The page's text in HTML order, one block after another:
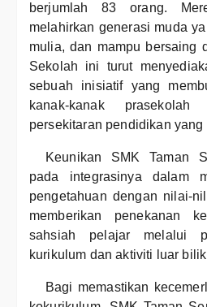
berjumlah 83 orang.
melahirkan generasi muda
mulia, dan mampu bersaing
Sekolah ini turut
sebuah inisiatif yang
kanak-kanak
persekitaran pendidikan yang
Keunikan SMK Taman
pada integrasinya dalam
pengetahuan dengan nilai-
memberikan penekanan
sahsiah pelajar melalui
kurikulum dan aktiviti luar
Bagi memastikan